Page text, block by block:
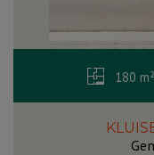
180 m²